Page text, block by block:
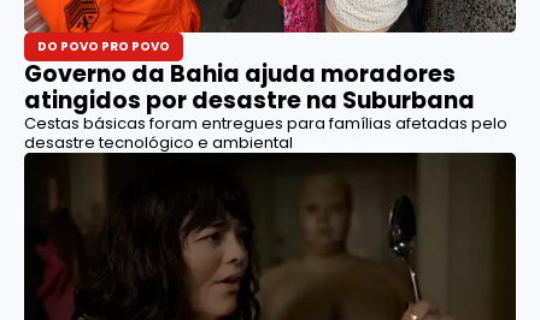
DO POVO PRO POVO
Governo da Bahia ajuda moradores
atingidos por desastre na Suburbana
Cestas básicas foram entregues para famílias afetadas pelo
desastre tecnológico e ambiental